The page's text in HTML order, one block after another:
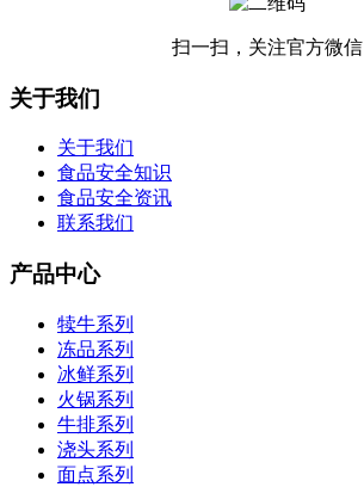
扫一扫，关注官方微信
关于我们
关于我们
食品安全知识
食品安全资讯
联系我们
产品中心
犊牛系列
冻品系列
冰鲜系列
火锅系列
牛排系列
浇头系列
面点系列